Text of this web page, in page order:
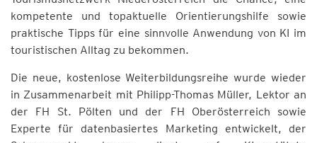
kompetente und topaktuelle Orientierungshilfe sowie
praktische Tipps für eine sinnvolle Anwendung von KI im
touristischen Alltag zu bekommen.
Die neue, kostenlose Weiterbildungsreihe wurde wieder
in Zusammenarbeit mit Philipp-Thomas Müller, Lektor an
der FH St. Pölten und der FH Oberösterreich sowie
Experte für datenbasiertes Marketing entwickelt, der